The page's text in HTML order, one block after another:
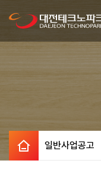
일반사업공고